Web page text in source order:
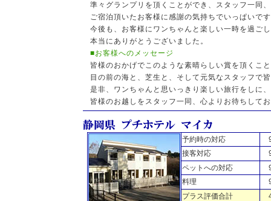
準々グランプリを頂くことができ、スタッフ一同
ご宿泊頂いたお客様に感謝の気持ちでいっぱいで
今後も、お客様にワンちゃんと楽しい一時を過ご
本当にありがとうございました。
■お客様へのメッセージ
皆様のおかげでこのような素晴らしい賞を頂くこ
目の前の海と、芝生と、そして元気なスタッフで
是非、ワンちゃんと思いっきり楽しい旅行をしに
皆様のお越しをスタッフ一同、心よりお待ちして
予約時の対応
接客対応
ペットへの対応
料理
プラス評価合計